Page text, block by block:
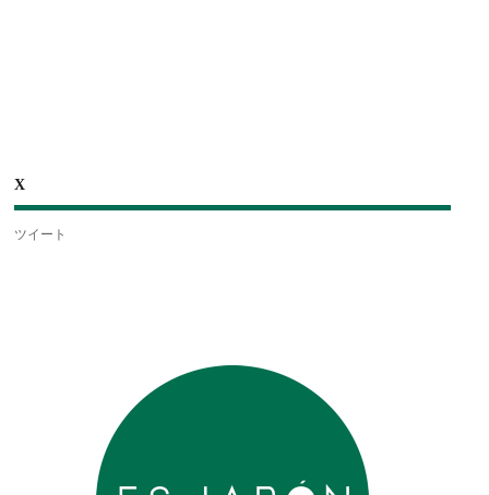
X
ツイート